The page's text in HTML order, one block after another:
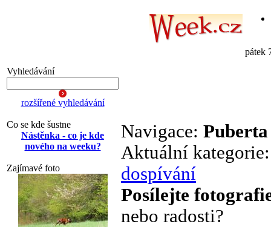
pátek
Vyhledávání
rozšířené vyhledávání
Co se kde šustne
Nástěnka - co je kde
nového na weeku?
Zajímavé foto
Navigace:
Aktuální
dospívání
Posílejte
nebo radosti?